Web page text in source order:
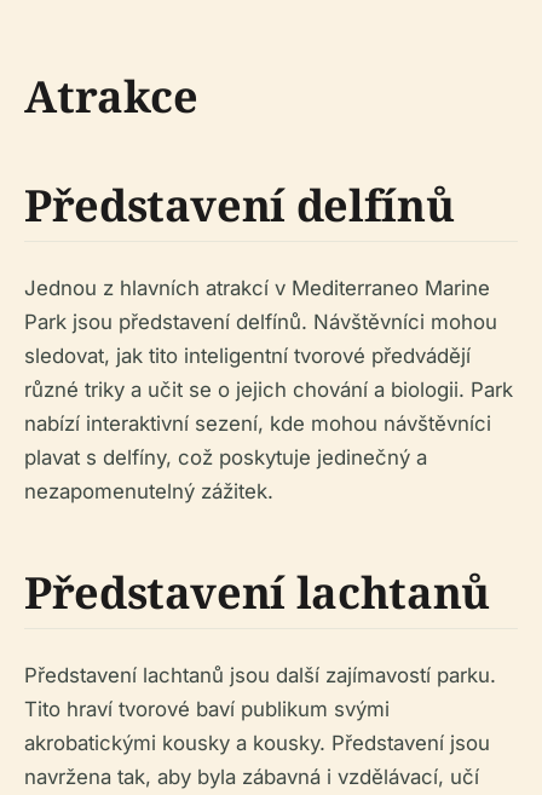
Atrakce
Představení delfínů
Jednou z hlavních atrakcí v Mediterraneo Marine
Park jsou představení delfínů. Návštěvníci mohou
sledovat, jak tito inteligentní tvorové předvádějí
různé triky a učit se o jejich chování a biologii. Park
nabízí interaktivní sezení, kde mohou návštěvníci
plavat s delfíny, což poskytuje jedinečný a
nezapomenutelný zážitek.
Představení lachtanů
Představení lachtanů jsou další zajímavostí parku.
Tito hraví tvorové baví publikum svými
akrobatickými kousky a kousky. Představení jsou
navržena tak, aby byla zábavná i vzdělávací, učí